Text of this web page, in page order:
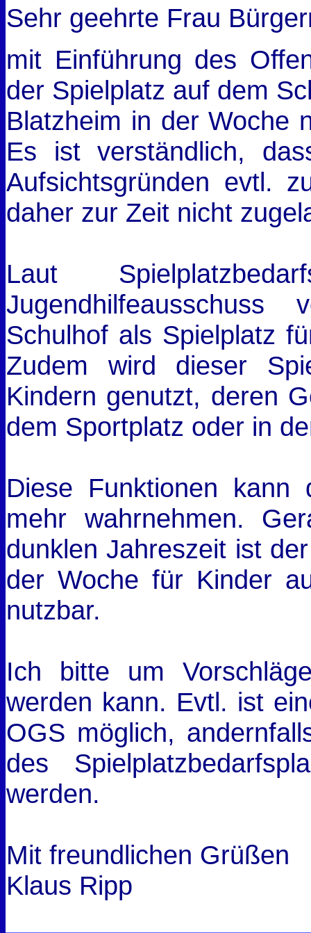
Sehr geehrte Frau
mit Einführung des
der Spielplatz auf dem
Blatzheim in der Woche
Es ist verständlich,
Aufsichtsgründen evtl.
daher zur Zeit nicht
Laut
Schulhof als Spielplatz
Zudem wird dieser
Kindern genutzt, deren
dem Sportplatz oder in
Diese Funktionen
mehr wahrnehmen.
dunklen Jahreszeit ist
der Woche für Kinder
nutzbar.
Ich bitte um
werden kann. Evtl. ist
OGS möglich,
des
werden.
Mit freundlichen Grüßen
Klaus Ripp